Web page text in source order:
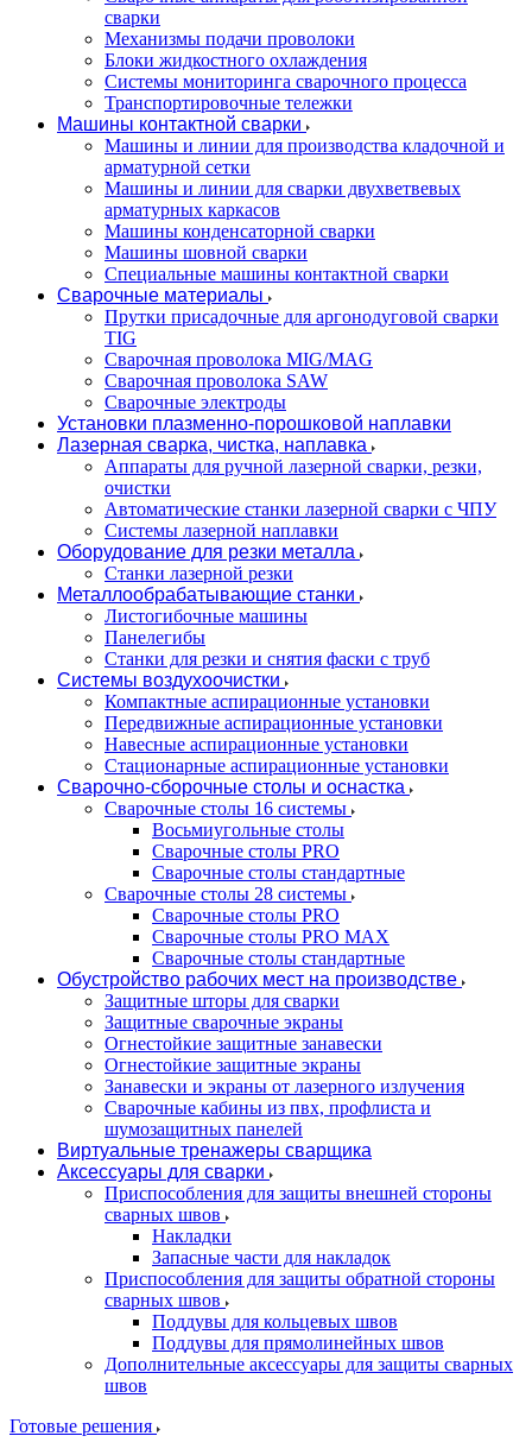
сварки
Механизмы подачи проволоки
Блоки жидкостного охлаждения
Системы мониторинга сварочного процесса
Транспортировочные тележки
Машины контактной сварки
Машины и линии для производства кладочной и
арматурной сетки
Машины и линии для сварки двухветвевых
арматурных каркасов
Машины конденсаторной сварки
Машины шовной сварки
Специальные машины контактной сварки
Сварочные материалы
Прутки присадочные для аргонодуговой сварки
TIG
Сварочная проволока MIG/MAG
Сварочная проволока SAW
Сварочные электроды
Установки плазменно-порошковой наплавки
Лазерная сварка, чистка, наплавка
Аппараты для ручной лазерной сварки, резки,
очистки
Автоматические станки лазерной сварки с ЧПУ
Системы лазерной наплавки
Оборудование для резки металла
Станки лазерной резки
Металлообрабатывающие станки
Листогибочные машины
Панелегибы
Станки для резки и снятия фаски с труб
Системы воздухоочистки
Компактные аспирационные установки
Передвижные аспирационные установки
Навесные аспирационные установки
Стационарные аспирационные установки
Сварочно-сборочные столы и оснастка
Сварочные столы 16 системы
Восьмиугольные столы
Сварочные столы PRO
Сварочные столы стандартные
Сварочные столы 28 системы
Сварочные столы PRO
Сварочные столы PRO MAX
Сварочные столы стандартные
Обустройство рабочих мест на производстве
Защитные шторы для сварки
Защитные сварочные экраны
Огнестойкие защитные занавески
Огнестойкие защитные экраны
Занавески и экраны от лазерного излучения
Сварочные кабины из пвх, профлиста и
шумозащитных панелей
Виртуальные тренажеры сварщика
Аксессуары для сварки
Приспособления для защиты внешней стороны
сварных швов
Накладки
Запасные части для накладок
Приспособления для защиты обратной стороны
сварных швов
Поддувы для кольцевых швов
Поддувы для прямолинейных швов
Дополнительные аксессуары для защиты сварных
швов
Готовые решения